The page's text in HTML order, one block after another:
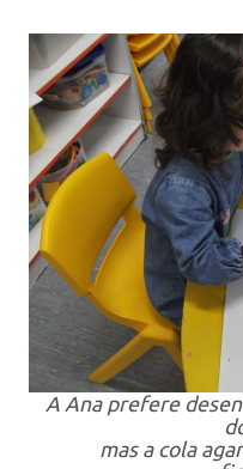
A Ana prefere
mas a cola